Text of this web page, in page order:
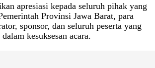
apresiasi kepada seluruh pihak yang
Provinsi Jawa Barat, para
sponsor, dan seluruh peserta yang
kesuksesan acara.